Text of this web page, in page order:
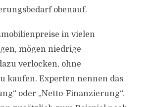
obenauf.
in vielen
mögen niedrige
verlocken, ohne
kaufen. Experten nennen das
oder „Netto-Finanzierung“.